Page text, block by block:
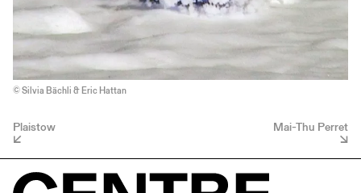
© Silvia Bächli & Eric Hattan
Plaistow Mai-Thu Perret